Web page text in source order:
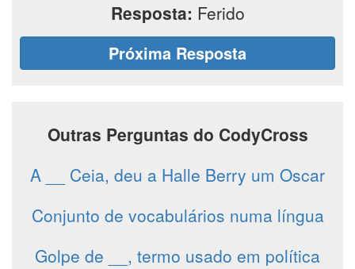
Resposta: Ferido
Próxima Resposta
Outras Perguntas do CodyCross
A __ Ceia, deu a Halle Berry um Oscar
Conjunto de vocabulários numa língua
Golpe de __, termo usado em política